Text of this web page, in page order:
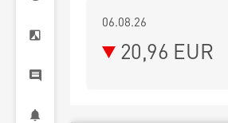
06.08.26
20,96 EUR